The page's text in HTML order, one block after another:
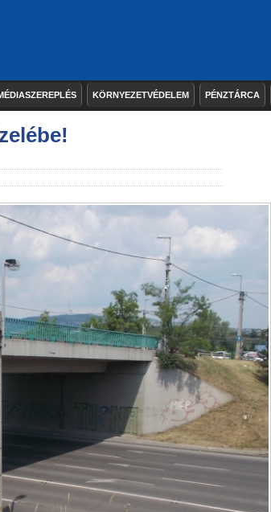
KÖRNYEZETVÉDELEM PÉNZTÁRCA